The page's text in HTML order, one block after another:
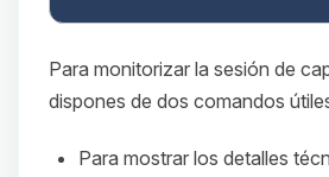
Para monitorizar la sesión de
dispones de dos comandos
Para mostrar los detalles